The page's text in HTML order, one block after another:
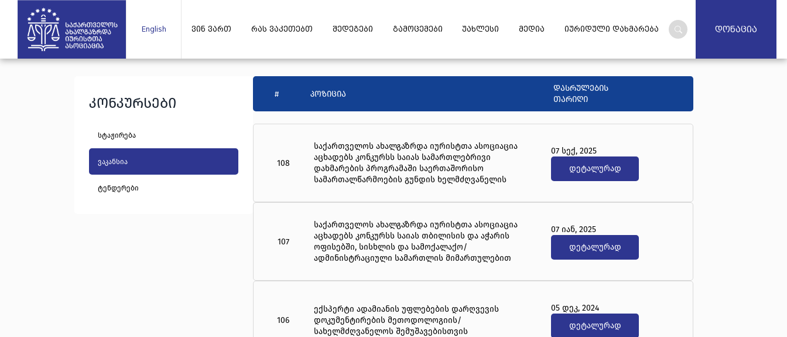
English ვინ ვართ რას ვაკეთებთ შედეგები გამოცემები უახლესი მედია იურიდული დახმარება დონაცია
კონკურსები
სტაჟირება
ვაკანსია
ტენდერები
# პოზიცია
დასრულების
თარიღი
108
საქართველოს ახალგაზრდა იურისტთა ასოციაცია
აცხადებს კონკურსს საიას სამართლებრივი
დახმარების პროგრამაში საერთაშორისო
სამართალწარმოების გუნდის ხელმძღვანელის
07 სექ, 2025
დეტალურად
107
საქართველოს ახალგაზრდა იურისტთა ასოციაცია
აცხადებს კონკურსს საიას თბილისის და აჭარის
ოფისებში, სისხლის და სამოქალაქო/
ადმინისტრაციული სამართლის მიმართულებით
07 იან, 2025
დეტალურად
106
ექსპერტი ადამიანის უფლებების დარღვევის
დოკუმენტირების მეთოდოლოგიის/
სახელმძღვანელოს შემუშავებისთვის
05 დეკ, 2024
დეტალურად